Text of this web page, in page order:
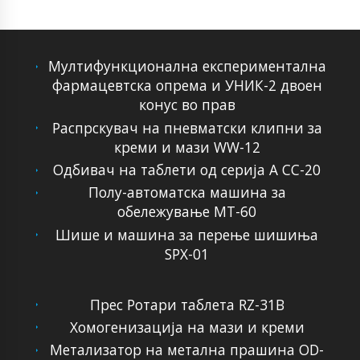
Мултифункционална експериментална
фармацевтска опрема и УНИК-2 двоен
конус во прав
Распрскувач на пневматски клипни за
креми и мази WW-12
Одбивач на таблети од серија А CC-20
Полу-автоматска машина за
обележување МТ-60
Шише и машина за перење шишиња
SPX-01
Прес Ротари таблета RZ-31B
Хомогенизација на мази и креми
Метализатор на метална прашина OD-